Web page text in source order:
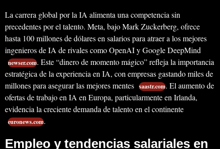
La carrera global por la IA alimenta una competencia sin
precedentes por el talento. Meta, bajo Mark Zuckerberg, ofrece
hasta 100 millones de dólares en salarios para atraer a los mejores
ingenieros de IA de rivales como OpenAI y Google DeepMind
newser.com. Este “dinero de momento mágico” refleja la importancia
estratégica de la experiencia en IA, con empresas gastando miles de
millones para asegurar las mejores mentes saastr.com. El aumento de
ofertas de trabajo en IA en Europa, particularmente en Irlanda,
evidencia la creciente demanda de talento en el continente
euronews.com.
Empleo y tendencias salariales en